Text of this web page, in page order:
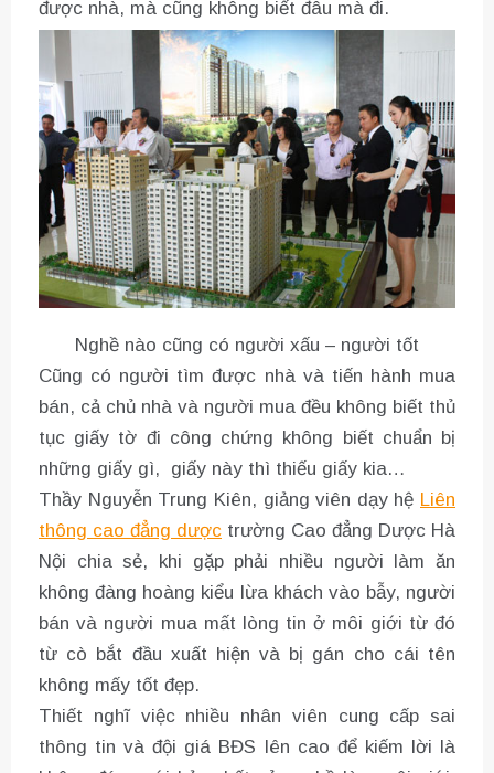
được nhà, mà cũng không biết đâu mà đi.
Nghề nào cũng có người xấu – người tốt
Cũng có người tìm được nhà và tiến hành mua
bán, cả chủ nhà và người mua đều không biết thủ
tục giấy tờ đi công chứng không biết chuẩn bị
những giấy gì, giấy này thì thiếu giấy kia…
Thầy Nguyễn Trung Kiên, giảng viên dạy hệ Liên
thông cao đẳng dược trường Cao đẳng Dược Hà
Nội chia sẻ, khi gặp phải nhiều người làm ăn
không đàng hoàng kiểu lừa khách vào bẫy, người
bán và người mua mất lòng tin ở môi giới từ đó
từ cò bắt đầu xuất hiện và bị gán cho cái tên
không mấy tốt đẹp.
Thiết nghĩ việc nhiều nhân viên cung cấp sai
thông tin và đội giá BĐS lên cao để kiếm lời là